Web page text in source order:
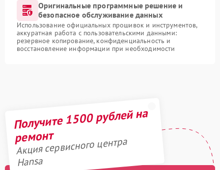
Оригинальные программные решение и
безопасное обслуживание данных
Использование официальных прошивок и инструментов,
аккуратная работа с пользовательскими данными:
резервное копирование, конфиденциальность и
восстановление информации при необходимости
Получите 1500 рублей на
ремонт
Акция сервисного центра
Hansa